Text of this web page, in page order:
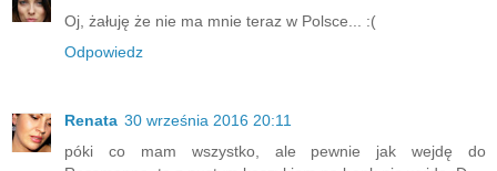
Oj, żałuję że nie ma mnie teraz w Polsce... :(
Odpowiedz
Renata 30 września 2016 20:11
póki co mam wszystko, ale pewnie jak wejdę do